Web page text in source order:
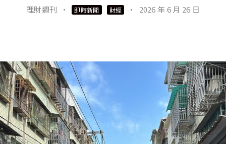
理財週刊 · 即時新聞 財經 · 2026 年 6 月 26 日